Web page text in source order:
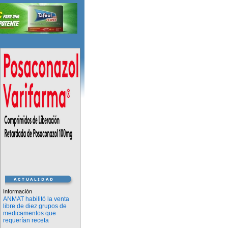
Información
ANMAT habilitó la venta
libre de diez grupos de
medicamentos que
requerían receta